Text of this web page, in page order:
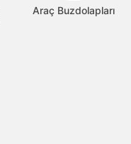
Araç Buzdolapları